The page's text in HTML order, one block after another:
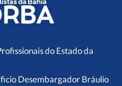
do Estado da
Desembargador Bráulio